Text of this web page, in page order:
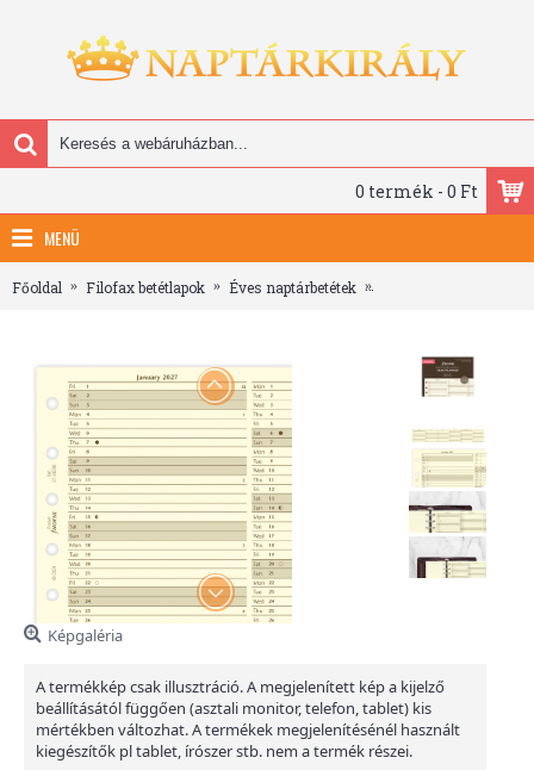
0 termék - 0 Ft
MENÜ
Főoldal Filofax betétlapok Éves naptárbetétek
Képgaléria
A termékkép csak illusztráció. A megjelenített kép a kijelző
beállításától függően (asztali monitor, telefon, tablet) kis
mértékben változhat. A termékek megjelenítésénél használt
kiegészítők pl tablet, írószer stb. nem a termék részei.